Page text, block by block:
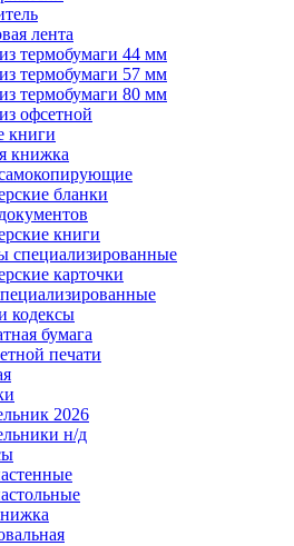
лента
термобумаги 44 мм
термобумаги 57 мм
термобумаги 80 мм
офсетной
книги
книжка
бланки
книги
специализированные
карточки
кодексы
бумага
печати
2026
н/д